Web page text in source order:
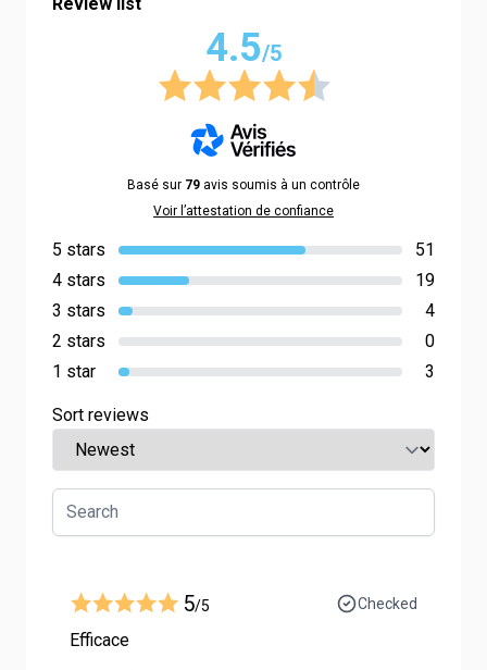
4.5/5
Basé sur 79 avis soumis à un contrôle
Voir l’attestation de confiance
5 stars
51
4 stars
19
3 stars
4
2 stars
0
1 star
3
Sort reviews
5/5 Checked
Efficace